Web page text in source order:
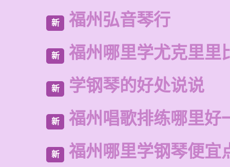
新 福州弘音琴行
新 福州哪里学尤克里里
新 学钢琴的好处说说
新 福州唱歌排练哪里好
新 福州哪里学钢琴便宜